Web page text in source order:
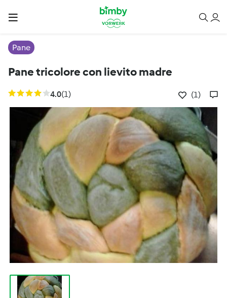
Pane
Pane tricolore con lievito madre
4.0(1) (1)